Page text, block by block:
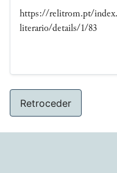
https://relitrom.pt/
literario/details/1/83
Retroceder